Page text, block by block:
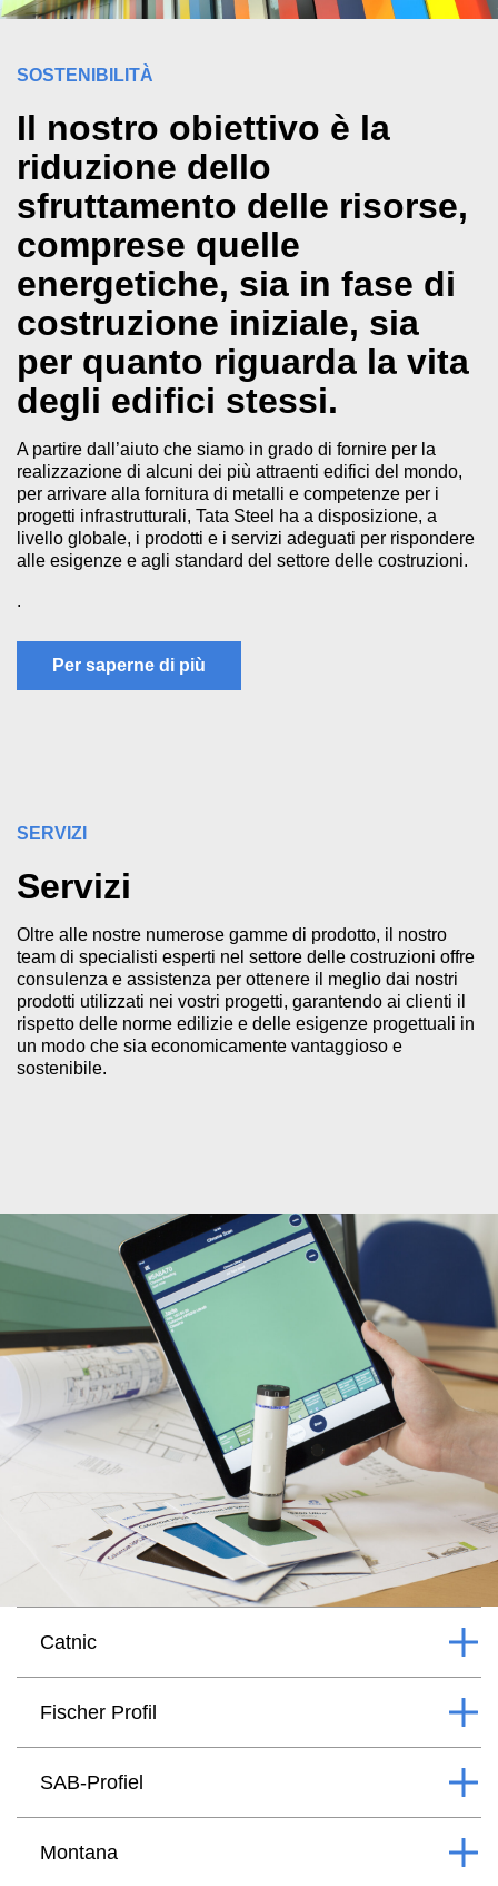
SOSTENIBILITÀ
Il nostro obiettivo è la
riduzione dello
sfruttamento delle risorse,
comprese quelle
energetiche, sia in fase di
costruzione iniziale, sia
per quanto riguarda la vita
degli edifici stessi.
A partire dall’aiuto che siamo in grado di fornire per la
realizzazione di alcuni dei più attraenti edifici del mondo,
per arrivare alla fornitura di metalli e competenze per i
progetti infrastrutturali, Tata Steel ha a disposizione, a
livello globale, i prodotti e i servizi adeguati per rispondere
alle esigenze e agli standard del settore delle costruzioni.
.
Per saperne di più
SERVIZI
Servizi
Oltre alle nostre numerose gamme di prodotto, il nostro
team di specialisti esperti nel settore delle costruzioni offre
consulenza e assistenza per ottenere il meglio dai nostri
prodotti utilizzati nei vostri progetti, garantendo ai clienti il
rispetto delle norme edilizie e delle esigenze progettuali in
un modo che sia economicamente vantaggioso e
sostenibile.
Catnic
Fischer Profil
SAB-Profiel
Montana